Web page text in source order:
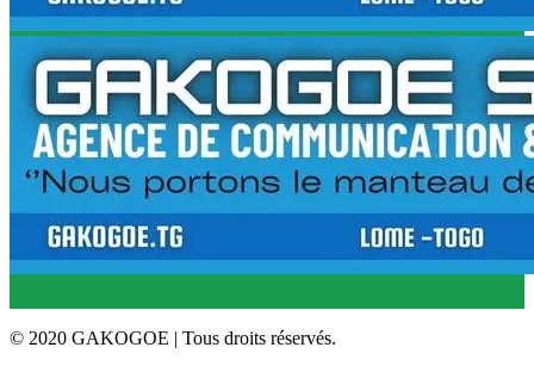
© 2020 GAKOGOE | Tous droits réservés.